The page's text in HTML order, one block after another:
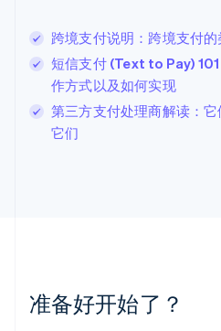
跨境支付说明：跨境支付
短信支付 (Text to Pay)
作方式以及如何实现
第三方支付处理商解读：
它们
准备好开始了？
列支敦士登
DeutschEnglish
卢森堡
Français Deutsch English
罗马尼亚
English
挪威